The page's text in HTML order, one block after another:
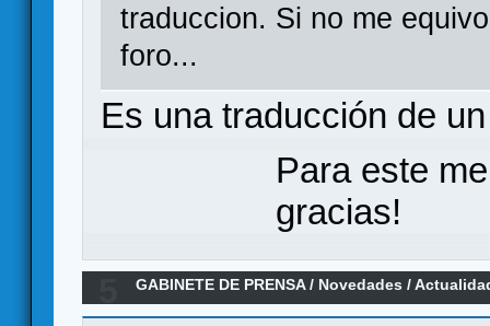
traduccion. Si no me
foro...
Es una traducción de
Para este
gracias!
GABINETE DE PRENSA/ Novedades /